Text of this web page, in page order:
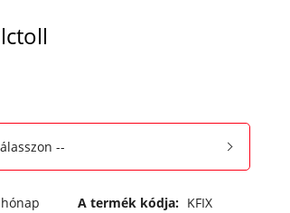
--
A termék kódja: KFIX